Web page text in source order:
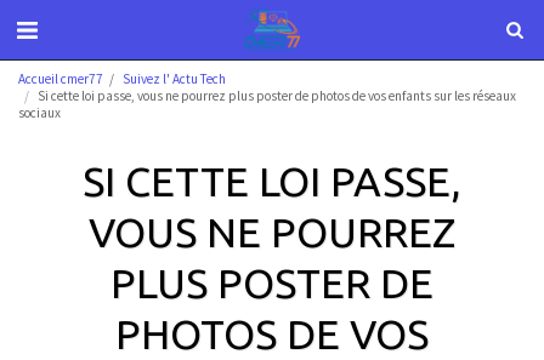
Accueil cmer77
Suivez l' Actu Tech
Si cette loi passe, vous ne pourrez plus poster de photos de vos enfants sur les réseaux
sociaux
SI CETTE LOI PASSE,
VOUS NE POURREZ
PLUS POSTER DE
PHOTOS DE VOS